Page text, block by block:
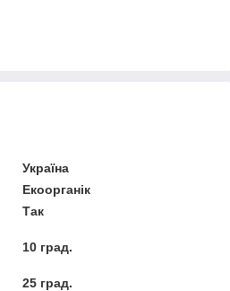
Україна
Екоорганік
Так
10 град.
25 град.